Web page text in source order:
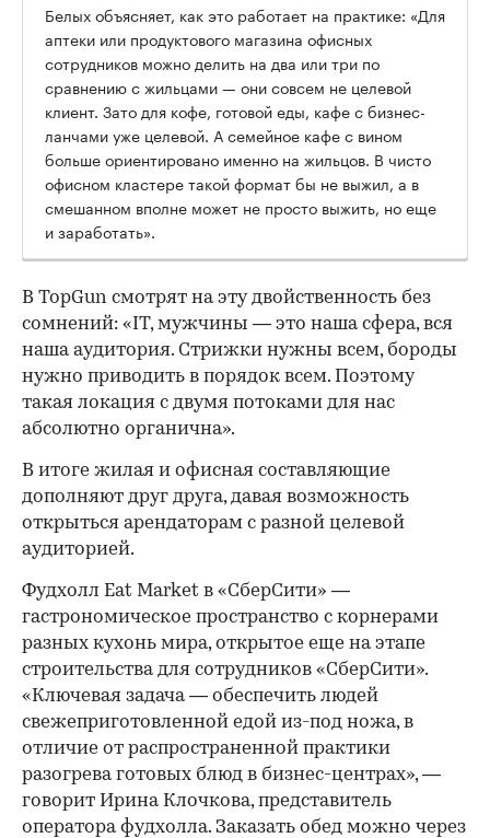
Белых объясняет, как это работает на практике: «Для
аптеки или продуктового магазина офисных
сотрудников можно делить на два или три по
сравнению с жильцами — они совсем не целевой
клиент. Зато для кофе, готовой еды, кафе с бизнес-
ланчами уже целевой. А семейное кафе с вином
больше ориентировано именно на жильцов. В чисто
офисном кластере такой формат бы не выжил, а в
смешанном вполне может не просто выжить, но еще
и заработать».
В TopGun смотрят на эту двойственность без
сомнений: «IT, мужчины — это наша сфера, вся
наша аудитория. Стрижки нужны всем, бороды
нужно приводить в порядок всем. Поэтому
такая локация с двумя потоками для нас
абсолютно органична».
В итоге жилая и офисная составляющие
дополняют друг друга, давая возможность
открыться арендаторам с разной целевой
аудиторией.
Фудхолл Eat Market в «СберСити» —
гастрономическое пространство с корнерами
разных кухонь мира, открытое еще на этапе
строительства для сотрудников «СберСити».
«Ключевая задача — обеспечить людей
свежеприготовленной едой из-под ножа, в
отличие от распространенной практики
разогрева готовых блюд в бизнес-центрах», —
говорит Ирина Клочкова, представитель
оператора фудхолла. Заказать обед можно через